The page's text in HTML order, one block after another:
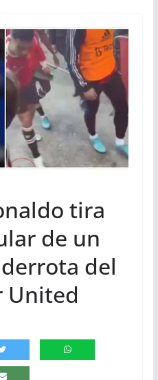
tira
de un
del
United